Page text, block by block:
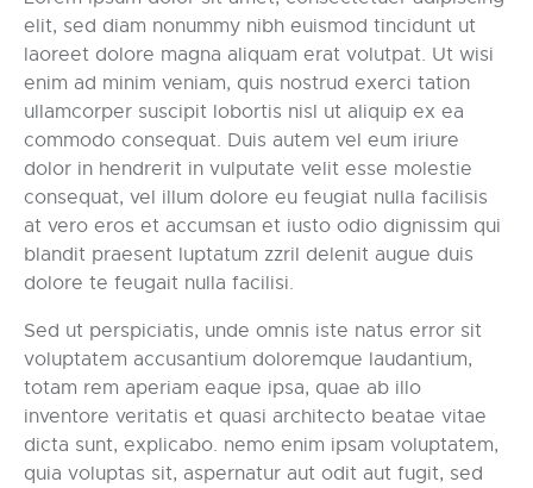
elit, sed diam nonummy nibh euismod tincidunt ut
laoreet dolore magna aliquam erat volutpat. Ut wisi
enim ad minim veniam, quis nostrud exerci tation
ullamcorper suscipit lobortis nisl ut aliquip ex ea
commodo consequat. Duis autem vel eum iriure
dolor in hendrerit in vulputate velit esse molestie
consequat, vel illum dolore eu feugiat nulla facilisis
at vero eros et accumsan et iusto odio dignissim qui
blandit praesent luptatum zzril delenit augue duis
dolore te feugait nulla facilisi.
Sed ut perspiciatis, unde omnis iste natus error sit
voluptatem accusantium doloremque laudantium,
totam rem aperiam eaque ipsa, quae ab illo
inventore veritatis et quasi architecto beatae vitae
dicta sunt, explicabo. nemo enim ipsam voluptatem,
quia voluptas sit, aspernatur aut odit aut fugit, sed